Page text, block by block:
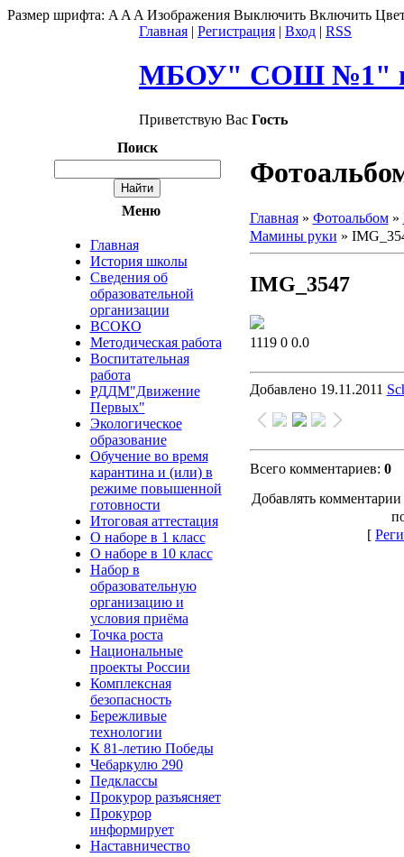
Размер шрифта: A A A Изображения Выключить Включить
Главная | Регистрация | Вход | RSS
МБОУ" СОШ №1"
Приветствую Вас Гость
Поиск
Меню
Главная
История школы
Сведения об
образовательной
организации
ВСОКО
Методическая работа
Воспитательная
работа
РДДМ"Движение
Первых"
Экологическое
образование
Обучение во время
карантина и (или) в
режиме повышенной
готовности
Итоговая аттестация
О наборе в 1 класс
О наборе в 10 класс
Набор в
образовательную
организацию и
условия приёма
Точка роста
Национальные
проекты России
Комплексная
безопасность
Бережливые
технологии
К 81-летию Победы
Чебаркулю 290
Педклассы
Прокурор разъясняет
Прокурор
информирует
Наставничество
Главная» Фотоальбом»
Мамины руки »
IMG_3547
1119 0 0.0
Добавлено19.11.2011
Всего комментариев: 0
Добавлять
[